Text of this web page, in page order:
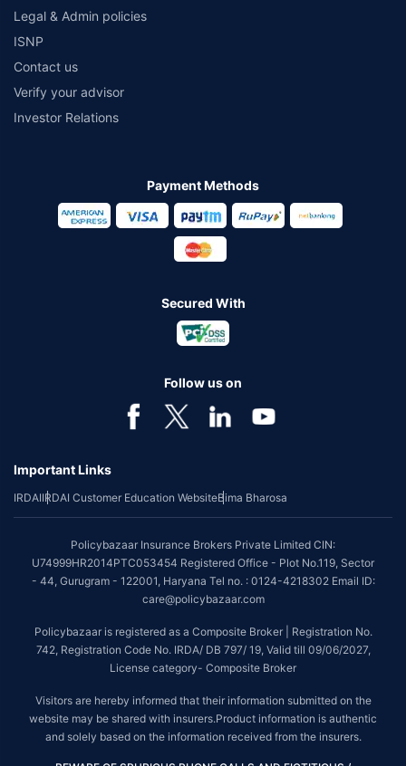
Legal & Admin policies
ISNP
Contact us
Verify your advisor
Investor Relations
Payment Methods
Secured With
Follow us on
Important Links
IRDAIIRDAI Customer Education WebsiteBima Bharosa
Policybazaar Insurance Brokers Private Limited CIN:
U74999HR2014PTC053454 Registered Office - Plot No.119, Sector
- 44, Gurugram - 122001, Haryana Tel no. : 0124-4218302 Email ID:
care@policybazaar.com
Policybazaar is registered as a Composite Broker | Registration No.
742, Registration Code No. IRDA/ DB 797/ 19, Valid till 09/06/2027,
License category- Composite Broker
Visitors are hereby informed that their information submitted on the
website may be shared with insurers.Product information is authentic
and solely based on the information received from the insurers.